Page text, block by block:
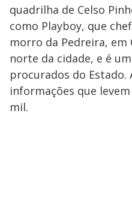
quadrilha de Celso
como Playboy, que
morro da Pedreira, em
norte da cidade, e é
procurados do Estado.
informações que
mil.